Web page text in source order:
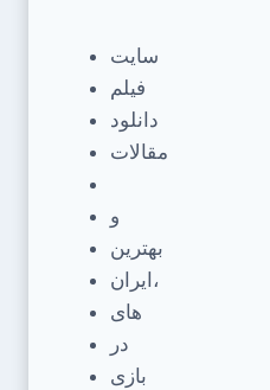
سایت
فیلم
دانلود
مقالات
و
بهترین
ایران،
های
در
بازی